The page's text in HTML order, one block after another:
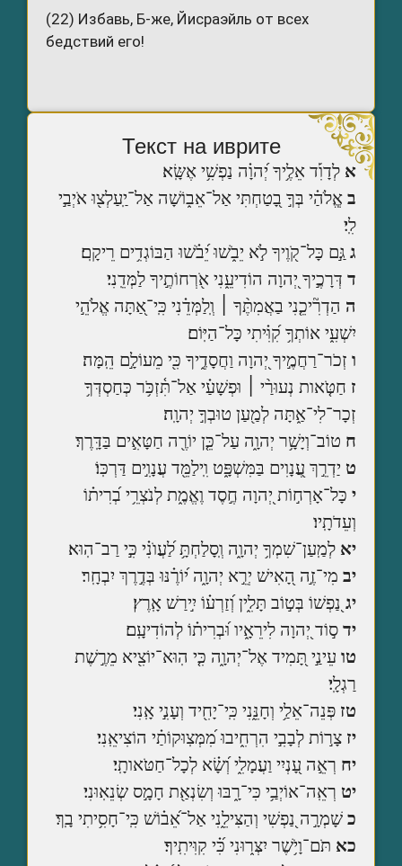
(22) Избавь, Б-же, Йисраэйль от всех
бедствий его!
Текст на иврите
א לְדָוִ֡ד אֵלֶ֥יךָ יְ֝הוָ֗ה נַפְשִׁ֥י אֶשָּֽׂא׃
ב אֱ‍ֽלֹהַ֗י בְּךָ֣ בָ֭טַחְתִּי אַל־אֵב֑וֹשָׁה אַל־יַֽעַלְצ֖וּ אֹיְבַ֣י
לִֽי׃
ג גַּ֣ם כָּל־קֹ֭וֶיךָ לֹ֣א יֵבֹ֑שׁוּ יֵ֝בֹ֗שׁוּ הַבּוֹגְדִ֥ים רֵיקָֽם׃
ד דְּרָכֶ֣יךָ יְ֭הוָה הוֹדִיעֵ֑נִי אֹ֖רְחוֹתֶ֣יךָ לַמְּדֵֽנִי׃
ה הַדְרִ֘יכֵ֤נִי בַאֲמִתֶּ֨ךָ ׀ וְֽלַמְּדֵ֗נִי כִּֽי־אַ֭תָּה אֱלֹהֵ֣י
יִשְׁעִ֑י אוֹתְךָ֥ קִ֝וִּ֗יתִי כָּל־הַיּֽוֹם׃
ו זְכֹר־רַחֲמֶ֣יךָ יְ֭הוָה וַחֲסָדֶ֑יךָ כִּ֖י מֵעוֹלָ֣ם הֵֽמָּה׃
ז חַטֹּ֤אות נְעוּרַ֨י ׀ וּפְשָׁעַ֗י אַל־תִּ֫זְכֹּ֥ר כְּחַסְדְּךָ֥
זְכָר־לִי־אַ֑תָּה לְמַ֖עַן טוּבְךָ֣ יְהוָֽה׃
ח טוֹב־וְיָשָׁ֥ר יְהוָ֑ה עַל־כֵּ֤ן יוֹרֶ֖ה חַטָּאִ֣ים בַּדָּֽרֶךְ׃
ט יַדְרֵ֣ךְ עֲ֭נָוִים בַּמִּשְׁפָּ֑ט וִֽילַמֵּ֖ד עֲנָוִ֣ים דַּרְכּֽוֹ׃
י כָּל־אָרְח֣וֹת יְ֭הוָה חֶ֣סֶד וֶאֱמֶ֑ת לְנֹצְרֵ֥י בְ֝רִית֗וֹ
וְעֵדֹתָֽיו׃
יא לְמַֽעַן־שִׁמְךָ֥ יְהוָ֑ה וְֽסָלַחְתָּ֥ לַ֝עֲוֺנִ֗י כִּ֣י רַב־הֽוּא׃
יב מִי־זֶ֣ה הָ֭אִישׁ יְרֵ֣א יְהוָ֑ה י֝וֹרֶ֗נּוּ בְּדֶ֣רֶךְ יִבְחָֽר׃
יג נַ֭פְשׁוֹ בְּט֣וֹב תָּלִ֑ין וְ֝זַרְע֗וֹ יִ֣ירַשׁ אָֽרֶץ׃
יד ס֣וֹד יְ֭הוָה לִירֵאָ֑יו וּ֝בְרִית֗וֹ לְהוֹדִיעָֽם׃
טו עֵינַ֣י תָּ֭מִיד אֶל־יְהוָ֑ה כִּ֤י הֽוּא־יוֹצִ֖יא מֵרֶ֣שֶׁת
רַגְלָֽי׃
טז פְּנֵה־אֵלַ֥י וְחָנֵּ֑נִי כִּֽי־יָחִ֖יד וְעָנִ֣י אָֽנִי׃
יז צָר֣וֹת לְבָבִ֣י הִרְחִ֑יבוּ מִ֝מְּצֽוּקוֹתַ֗י הוֹצִיאֵֽנִי׃
יח רְאֵ֣ה עָ֭נְיִי וַעֲמָלִ֑י וְ֝שָׂ֗א לְכָל־חַטֹּאותָֽי׃
יט רְאֵֽה־אוֹיְבַ֥י כִּי־רָ֑בּוּ וְשִׂנְאַ֖ת חָמָ֣ס שְׂנֵאֽוּנִי׃
כ שָׁמְרָ֣ה נַ֭פְשִׁי וְהַצִּילֵ֑נִי אַל־אֵ֝ב֗וֹשׁ כִּֽי־חָסִ֥יתִי בָֽךְ׃
כא תֹּם־וָיֹ֥שֶׁר יִצְּר֑וּנִי כִּ֝֗י קִוִּיתִֽיךָ׃